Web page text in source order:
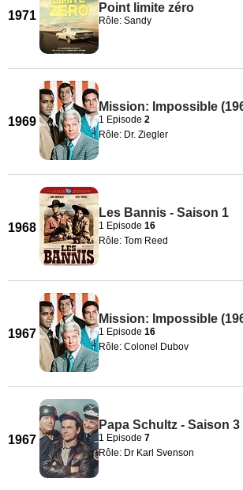
1971
Point limite zéro
Rôle: Sandy
1969
Mission: Impossible
1 Episode 2
Rôle: Dr. Ziegler
1968
Les Bannis - Saison 1
1 Episode 16
Rôle: Tom Reed
1967
Mission: Impossible
1 Episode 16
Rôle: Colonel Dubov
1967
Papa Schultz - Saison 3
1 Episode 7
Rôle: Dr Karl Svenson